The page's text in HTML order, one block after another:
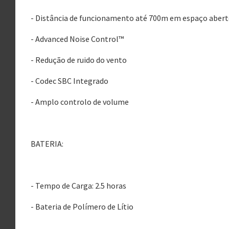
- Distância de funcionamento até 700m em espaço
- Advanced Noise Control™
- Redução de ruido do vento
- Codec SBC Integrado
- Amplo controlo de volume
BATERIA:
- Tempo de Carga: 2.5 horas
- Bateria de Polímero de Lítio